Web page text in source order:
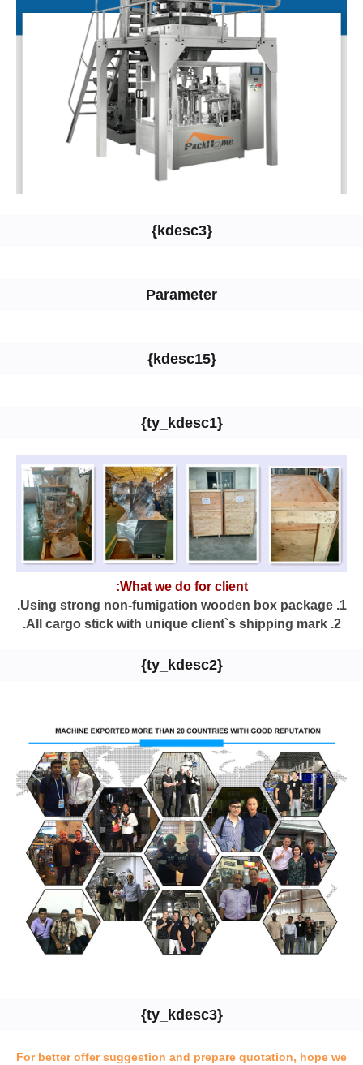
{kdesc3}
Parameter
{kdesc15}
{ty_kdesc1}
What we do for client:
1. Using strong non-fumigation wooden box package.
2. All cargo stick with unique client`s shipping mark.
{ty_kdesc2}
{ty_kdesc3}
For better offer suggestion and prepare quotation, hope we